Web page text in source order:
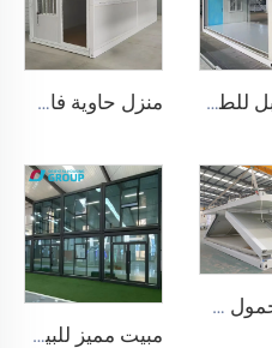
منزل قابل للطي متحرك بطول 40 قدمًا و20 قدمًا، غرفة قابلة للطي، منزل حاوية، صندوق تخزين قابل للطي، منازل قابلة للطي للبيع
منزل حاوية فاخر قابل للطي جاهز الصنع بطول 20 قدمًا، منازل جاهزة الصنع، منزل حاوية قابل للطي للبيع
منزل محمول خفيف الوزن ومسبق الصنع وقابل للطي سريعًا وموحد الحجم 20 قدم و40 قدم، منزل صغير قابل للطي وتنقله
مبيت مميز للبيع بجودة عالية وفخامة منازل قابلة للطي مسبقة الصنع، منزل حاوية طي بسعر جيد